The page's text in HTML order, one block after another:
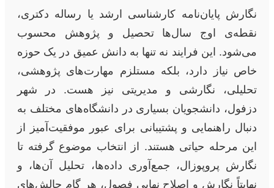
نگارش پایان‌نامه کارشناسی ارشد یا رساله دکتری،
نقطه‌ی اوج سال‌ها تحصیل و پژوهش محسوب
می‌شود. این فرایند نه تنها به دانش عمیق در یک حوزه
خاص نیاز دارد، بلکه مستلزم مهارت‌های پژوهشی،
تحلیلی، نگارشی و مدیریتی نیز هست. در شهر
دزفول، دانشجویان بسیاری در دانشگاه‌های مختلف به
دنبال راهنمایی و پشتیبانی برای عبور موفقیت‌آمیز از
این مرحله حیاتی هستند. از انتخاب موضوع گرفته تا
نگارش پروپوزال، جمع‌آوری داده‌ها، تحلیل آن‌ها، و
نهایتاً نگارش و اصلاح نهایی فصول، هر گام چالش‌های